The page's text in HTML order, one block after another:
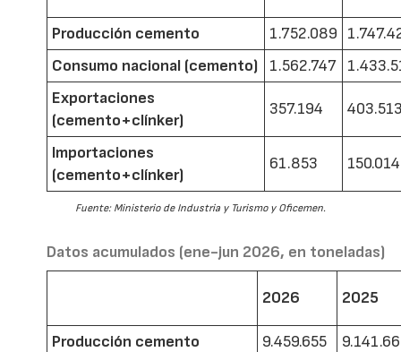
Producción cemento 1.752.089
Consumo nacional (cemento)
1.562.747
Exportaciones
(cemento+clínker)
357.194
Importaciones
(cemento+clínker)
61.853 150.014
Fuente: Ministerio de Industria y Turismo y Oficemen.
Datos acumulados (ene-jun 2026, en toneladas)
2026 2025
Producción cemento 9.459.655